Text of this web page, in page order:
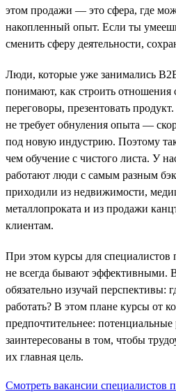
этом продажи — это сфера, где
накопленный опыт. Если ты
сменить сферу деятельности,
Люди, которые уже занимались
понимают, как строить отношения
переговоры, презентовать
не требует обнуления опыта —
под новую индустрию. Поэтому
чем обучение с чистого листа. У
работают люди с самым разным
приходили из недвижимости,
металлопроката и из продажи
клиентам.
При этом курсы для специалистов
не всегда бывают эффективными.
обязательно изучай перспективы:
работать? В этом плане курсы от
предпочтительнее: потенциальные
заинтересованы в том, чтобы
их главная цель.
Смотреть вакансии